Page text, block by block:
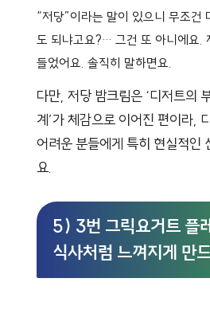
“저당”이라는 말이 있으니 무조건
도 되냐고요?… 그건 또 아니에요.
들었어요. 솔직히 말하면요.
다만, 저당 밤크림은 ‘디저트의
계’가 체감으로 이어진 편이라,
어려운 분들에게 특히 현실적인
요.
5) 3번 그릭요거트 플
식사처럼 느껴지게 만